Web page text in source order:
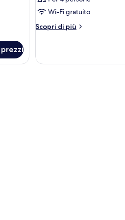
prezzi
Wi-Fi gratuito
Scopri di più
Altri